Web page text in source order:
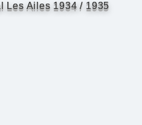
Les Ailes 1934/ 1935